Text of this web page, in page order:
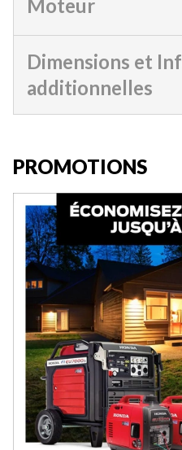
Moteur
Dimensions et
additionnelles
PROMOTIONS